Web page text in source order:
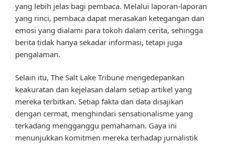
yang lebih jelas bagi pembaca. Melalui laporan-laporan
yang rinci, pembaca dapat merasakan ketegangan dan
emosi yang dialami para tokoh dalam cerita, sehingga
berita tidak hanya sekadar informasi, tetapi juga
pengalaman.
Selain itu, The Salt Lake Tribune mengedepankan
keakuratan dan kejelasan dalam setiap artikel yang
mereka terbitkan. Setiap fakta dan data disajikan
dengan cermat, menghindari sensationalisme yang
terkadang mengganggu pemahaman. Gaya ini
menunjukkan komitmen mereka terhadap jurnalistik